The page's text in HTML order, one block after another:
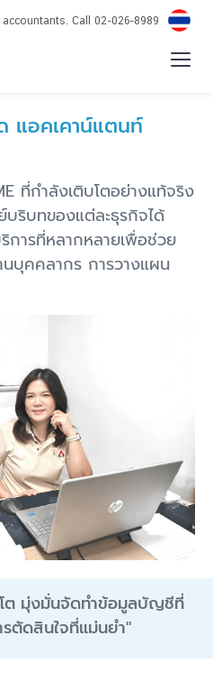
Call 02-026-8989
แอคเคาน์แตนท์
ที่กำลังเติบโตอย่างแท้จริง
บริบทของแต่ละธุรกิจได้
การที่หลากหลายเพื่อช่วย
บุคคลากร การวางแผน
โต มุ่งมั่นจัดทำข้อมูลบัญชีที่
ตัดสินใจที่แม่นยำ"